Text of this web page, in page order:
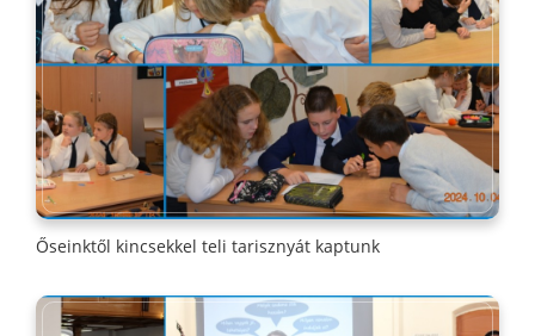
Őseinktől kincsekkel teli tarisznyát kaptunk